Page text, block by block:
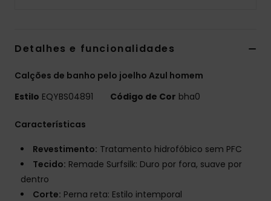
Detalhes e funcionalidades
Calções de banho pelo joelho Azul homem
Estilo EQYBS04891 Código de Cor bha0
Características
Revestimento: Tratamento hidrofóbico sem PFC
Tecido: Remade Surfsilk: Duro por fora, suave por
dentro
Corte: Perna reta: Estilo intemporal